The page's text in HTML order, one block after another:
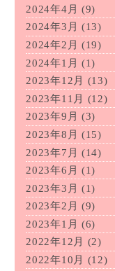
2024年4月 (9)
2024年3月 (13)
2024年2月 (19)
2024年1月 (1)
2023年12月
(13)
2023年11月
(12)
2023年9月 (3)
2023年8月 (15)
2023年7月 (14)
2023年6月 (1)
2023年3月 (1)
2023年2月 (9)
2023年1月 (6)
2022年12月
(2)
2022年10月
(12)